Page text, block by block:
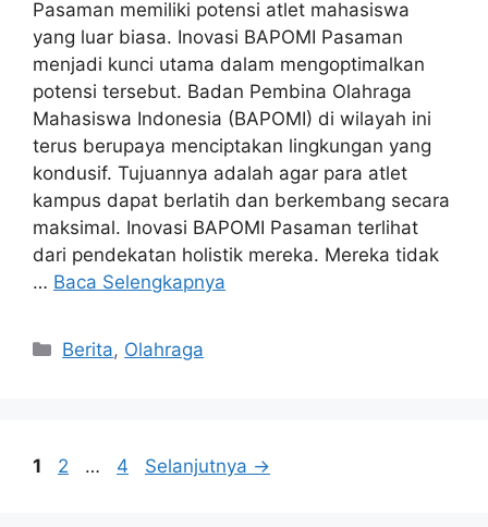
Pasaman memiliki potensi atlet mahasiswa
yang luar biasa. Inovasi BAPOMI Pasaman
menjadi kunci utama dalam mengoptimalkan
potensi tersebut. Badan Pembina Olahraga
Mahasiswa Indonesia (BAPOMI) di wilayah ini
terus berupaya menciptakan lingkungan yang
kondusif. Tujuannya adalah agar para atlet
kampus dapat berlatih dan berkembang secara
maksimal. Inovasi BAPOMI Pasaman terlihat
dari pendekatan holistik mereka. Mereka tidak
… Baca Selengkapnya
Kategori
Berita, Olahraga
Halaman
1 Halaman
2 … Halaman
4 Selanjutnya →